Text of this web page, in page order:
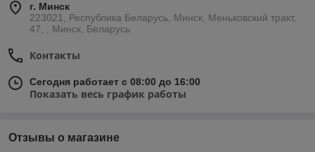
г. Минск
223021, Республика Беларусь, Минск, Меньковский тракт,
47, , Минск, Беларусь
Контакты
Сегодня работает с 08:00 до 16:00
Показать весь график работы
Отзывы о магазине